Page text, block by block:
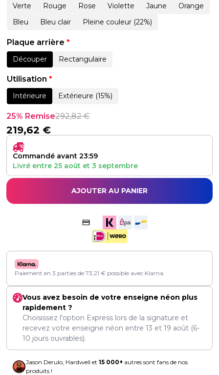
Verte
Rouge Rose Violette Jaune
Orange
Bleu
Bleu clair Pleine couleur (22%)
Plaque arrière *
Découper Rectangulaire
Utilisation *
Intérieure Extérieure (15%)
25% Remise292,82€
219,62 €
Commandé avant 23:59
Livré entre 25 août et 3 septembre
AJOUTER AU PANIER
Paiement en 3 parties de 73,21 € possible avec Klarna.
Vous avez besoin de votre enseigne néon plus
rapidement ?
Choisissez l'option Express lors de la signature et
recevez votre enseigne néon entre 13 et 19 août (6-
10 jours ouvrables).
Jason Derulo, Hardwell et 15 000+ autres sont fans de nos
produits !